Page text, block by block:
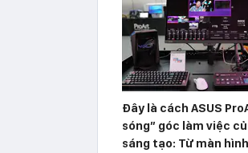
Đây là cách ASUS
sóng” góc làm việc
sáng tạo: Từ màn